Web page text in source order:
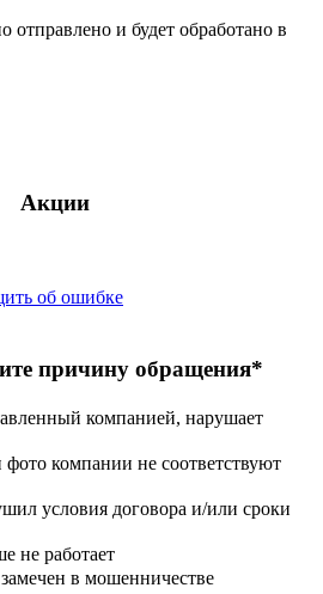
и будет обработано в
Акции
об ошибке
причину обращения*
компанией, нарушает
компании не соответствуют
условия договора и/или сроки
не работает
в мошенничестве